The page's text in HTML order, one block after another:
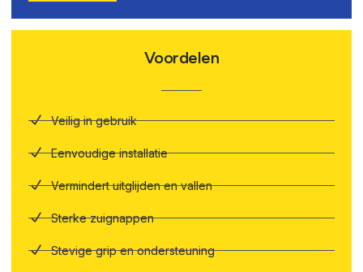
Voordelen
Veilig in gebruik
Eenvoudige installatie
Vermindert uitglijden en vallen
Sterke zuignappen
Stevige grip en ondersteuning